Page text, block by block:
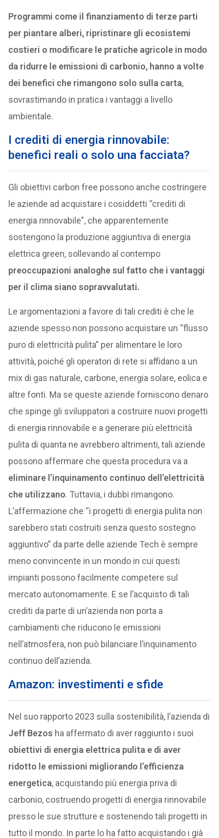
Programmi come il finanziamento di terze parti
per piantare alberi, ripristinare gli ecosistemi
costieri o modificare le pratiche agricole in modo
da ridurre le emissioni di carbonio, hanno a volte
dei benefici che rimangono solo sulla carta,
sovrastimando in pratica i vantaggi a livello
ambientale.
I crediti di energia rinnovabile:
benefici reali o solo una facciata?
Gli obiettivi carbon free possono anche costringere
le aziende ad acquistare i cosiddetti “crediti di
energia rinnovabile”, che apparentemente
sostengono la produzione aggiuntiva di energia
elettrica green, sollevando al contempo
preoccupazioni analoghe sul fatto che i vantaggi
per il clima siano sopravvalutati.
Le argomentazioni a favore di tali crediti è che le
aziende spesso non possono acquistare un “flusso
puro di elettricità pulita” per alimentare le loro
attività, poiché gli operatori di rete si affidano a un
mix di gas naturale, carbone, energia solare, eolica e
altre fonti. Ma se queste aziende forniscono denaro
che spinge gli sviluppatori a costruire nuovi progetti
di energia rinnovabile e a generare più elettricità
pulita di quanta ne avrebbero altrimenti, tali aziende
possono affermare che questa procedura va a
eliminare l’inquinamento continuo dell’elettricità
che utilizzano. Tuttavia, i dubbi rimangono.
L’affermazione che “i progetti di energia pulita non
sarebbero stati costruiti senza questo sostegno
aggiuntivo” da parte delle aziende Tech è sempre
meno convincente in un mondo in cui questi
impianti possono facilmente competere sul
mercato autonomamente. E se l’acquisto di tali
crediti da parte di un’azienda non porta a
cambiamenti che riducono le emissioni
nell’atmosfera, non può bilanciare l’inquinamento
continuo dell’azienda.
Amazon: investimenti e sfide
Nel suo rapporto 2023 sulla sostenibilità, l’azienda di
Jeff Bezos ha affermato di aver raggiunto i suoi
obiettivi di energia elettrica pulita e di aver
ridotto le emissioni migliorando l’efficienza
energetica, acquistando più energia priva di
carbonio, costruendo progetti di energia rinnovabile
presso le sue strutture e sostenendo tali progetti in
tutto il mondo. In parte lo ha fatto acquistando i già